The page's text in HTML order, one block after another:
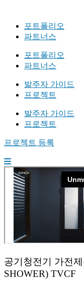
포트폴리오
파트너스
포트폴리오
파트너스
발주자 가이드
프로젝트
발주자 가이드
프로젝트
프로젝트 등록
공기청전기 가전
SHOWER) TVCF